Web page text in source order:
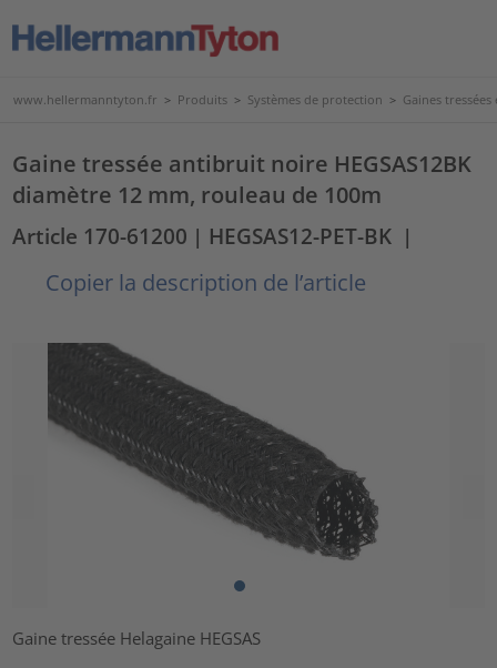
www.hellermanntyton.fr > Produits > Systèmes de protection > Gaines tressées
Gaine tressée antibruit noire HEGSAS12BK
diamètre 12 mm, rouleau de 100m
Article 170-61200 | HEGSAS12-PET-BK |
Copier la description de l’article
Gaine tressée Helagaine HEGSAS